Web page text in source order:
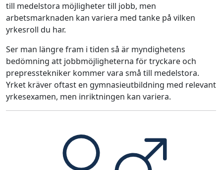
till medelstora möjligheter till jobb, men
arbetsmarknaden kan variera med tanke på vilken
yrkesroll du har.
Ser man längre fram i tiden så är myndighetens
bedömning att jobbmöjligheterna för tryckare och
prepresstekniker kommer vara små till medelstora.
Yrket kräver oftast en gymnasieutbildning med relevant
yrkesexamen, men inriktningen kan variera.